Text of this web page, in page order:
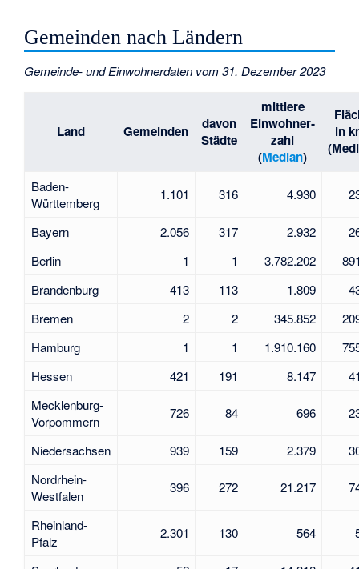
Gemeinden nach Ländern
Gemeinde- und Einwohnerdaten vom 31. Dezember 2023
Land Gemeinden
davon
Städte
mittlere
Einwohner­
zahl
(Median)
in
Baden-
Württemberg
1.101 316 4.930
Bayern 2.056 317 2.932
Berlin
1 1 3.782.202
Brandenburg
413 113 1.809
Bremen
2 2 345.852
Hamburg
1 1 1.910.160
Hessen
421 191 8.147
Mecklenburg-
Vorpommern
726 84 696
Niedersachsen 939 159 2.379
Nordrhein-
Westfalen
396 272 21.217
Rheinland-
Pfalz
2.301 130 564